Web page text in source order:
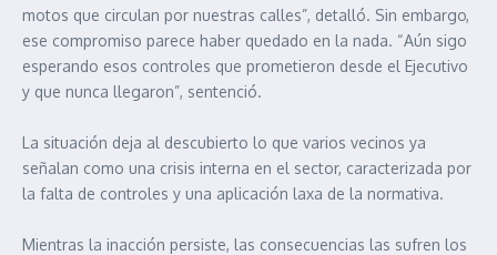
motos que circulan por nuestras calles”, detalló. Sin embargo,
ese compromiso parece haber quedado en la nada. “Aún sigo
esperando esos controles que prometieron desde el Ejecutivo
y que nunca llegaron”, sentenció.
La situación deja al descubierto lo que varios vecinos ya
señalan como una crisis interna en el sector, caracterizada por
la falta de controles y una aplicación laxa de la normativa.
Mientras la inacción persiste, las consecuencias las sufren los